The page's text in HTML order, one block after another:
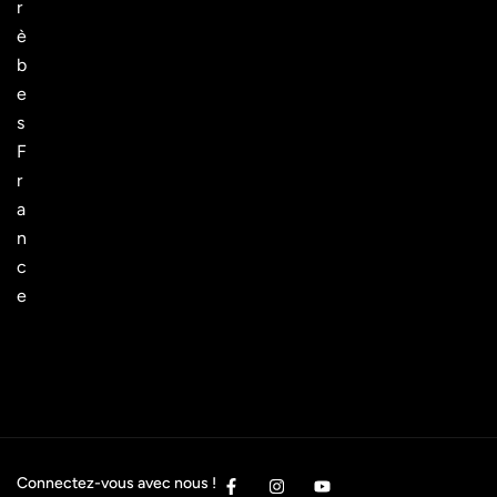
r
è
b
e
s
F
r
a
n
c
e
Connectez-vous avec nous !